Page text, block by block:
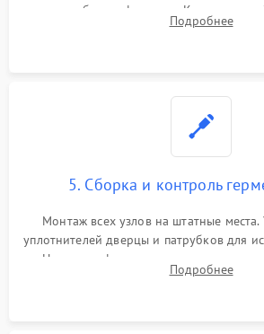
патрубках и фильтрах.
управления, восстановление
Подробнее
5. Сборка и контроль
Монтаж всех узлов на штатные места.
уплотнителей дверцы и патрубков для
Надежная фиксация хомутов
сборка корпуса и установка
Подробнее